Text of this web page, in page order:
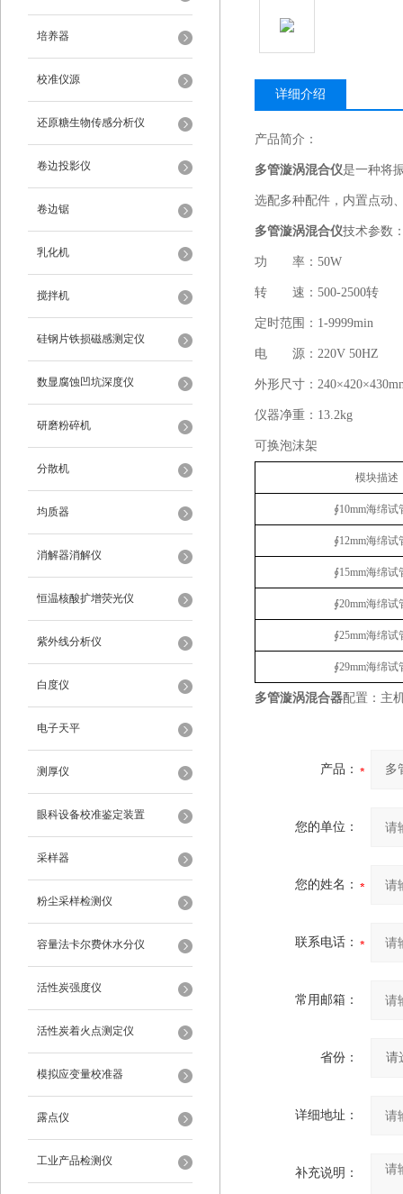
培养器
校准仪源
还原糖生物传感分析仪
卷边投影仪
卷边锯
乳化机
搅拌机
硅钢片铁损磁感测定仪
数显腐蚀凹坑深度仪
研磨粉碎机
分散机
均质器
消解器消解仪
恒温核酸扩增荧光仪
紫外线分析仪
白度仪
电子天平
测厚仪
眼科设备校准鉴定装置
采样器
粉尘采样检测仪
容量法卡尔费休水分仪
活性炭强度仪
活性炭着火点测定仪
模拟应变量校准器
露点仪
工业产品检测仪
详细介绍
产品简介：
多管漩涡混合仪是一种将
选配多种配件，内置点动
多管漩涡混合仪技术参数
功 率：50W
转 速：500-2500转
定时范围：1-9999min
电 源：220V 50HZ
外形尺寸：
仪器净重：13.2kg
可换泡沫架
模块描述
∮10mm海绵试
∮12mm海绵试
∮15mm海绵试
∮20mm海绵试
∮25mm海绵试
∮29mm海绵试
多管漩涡混合器配置：主
产品：
您的单位：
您的姓名：
联系电话：
常用邮箱：
省份：
详细地址：
补充说明：